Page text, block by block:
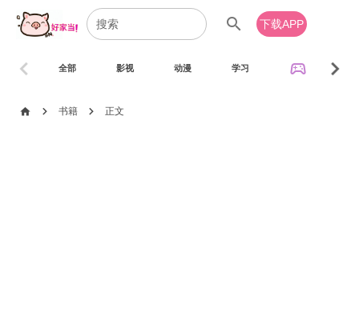
search 下载APP
全部 影视 动漫 学习 sports_esports
chevron_left chevron_right
home chevron_right 书籍 chevron_right 正文